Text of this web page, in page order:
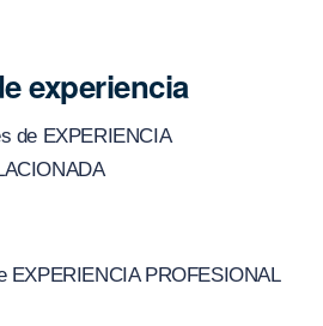
experiencia
de EXPERIENCIA
EXPERIENCIA PROFESIONAL